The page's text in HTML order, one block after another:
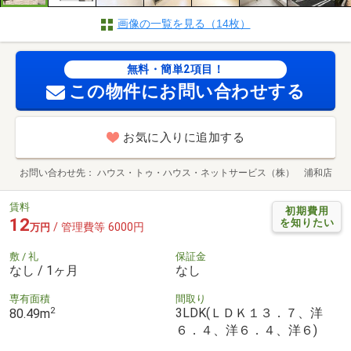
画像の一覧を見る（14枚）
無料・簡単2項目！
この物件にお問い合わせする
お気に入りに追加する
お問い合わせ先 ハウス・トゥ・ハウス・ネットサービス（株） 浦和店
初期費用
を知りたい
賃料
12万円 / 管理費等 6000円
敷 / 礼
なし / 1ヶ月
保証金
なし
専有面積
80.49m2
間取り
3LDK(ＬＤＫ１３．７、洋
６．４、洋６．４、洋６)